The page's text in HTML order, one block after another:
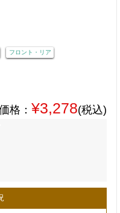
フロント・リア
格： ¥3,278(税込)